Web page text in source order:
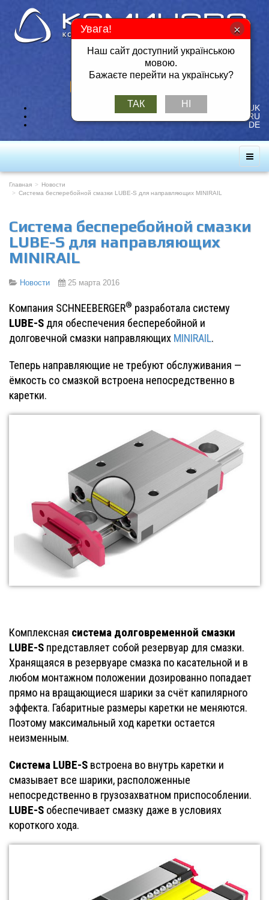
Тел./Факс: +380 57 717-49-14
Мобильный: +380 50 401-26-25
UK
RU
DE
Главная
Новости
Система бесперебойной смазки LUBE-S для направляющих MINIRAIL
Система бесперебойной смазки
LUBE-S для направляющих
MINIRAIL
Новости 25 марта 2016
Компания SCHNEEBERGER® разработала систему
LUBE-S для обеспечения бесперебойной и
долговечной смазки направляющих MINIRAIL.
Теперь направляющие не требуют обслуживания —
ёмкость со смазкой встроена непосредственно в
каретки.
Комплексная система долговременной смазки
LUBE-S представляет собой резервуар для смазки.
Хранящаяся в резервуаре смазка по касательной и в
любом монтажном положении дозированно попадает
прямо на вращающиеся шарики за счёт капилярного
эффекта. Габаритные размеры каретки не меняются.
Поэтому максимальный ход каретки остается
неизменным.
Система LUBE-S встроена во внутрь каретки и
смазывает все шарики, расположенные
непосредственно в грузозахватном приспособлении.
LUBE-S обеспечивает смазку даже в условиях
короткого хода.
Увага!
Наш сайт доступний українською
мовою.
Бажаєте перейти на українську?
ТАК НІ